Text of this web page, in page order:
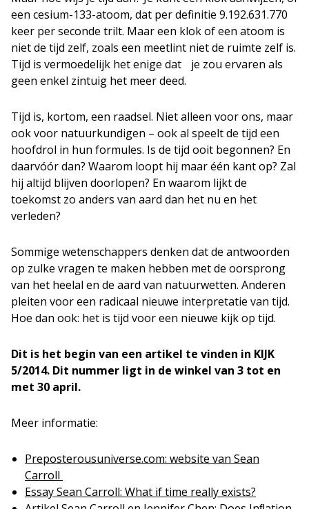
een cesium-133-atoom, dat per definitie 9.192.631.770
keer per seconde trilt. Maar een klok of een atoom is
niet de tijd zelf, zoals een meetlint niet de ruimte zelf is.
Tijd is vermoedelijk het enige dat je zou ervaren als
geen enkel zintuig het meer deed.
Tijd is, kortom, een raadsel. Niet alleen voor ons, maar
ook voor natuurkundigen – ook al speelt de tijd een
hoofdrol in hun formules. Is de tijd ooit begonnen? En
daarvóór dan? Waarom loopt hij maar één kant op? Zal
hij altijd blijven doorlopen? En waarom lijkt de
toekomst zo anders van aard dan het nu en het
verleden?
Sommige wetenschappers denken dat de antwoorden
op zulke vragen te maken hebben met de oorsprong
van het heelal en de aard van natuurwetten. Anderen
pleiten voor een radicaal nieuwe interpretatie van tijd.
Hoe dan ook: het is tijd voor een nieuwe kijk op tijd.
Dit is het begin van een artikel te vinden in KIJK
5/2014. Dit nummer ligt in de winkel van 3 tot en
met 30 april.
Meer informatie:
Preposterousuniverse.com: website van Sean
Carroll
Essay Sean Carroll: What if time really exists?